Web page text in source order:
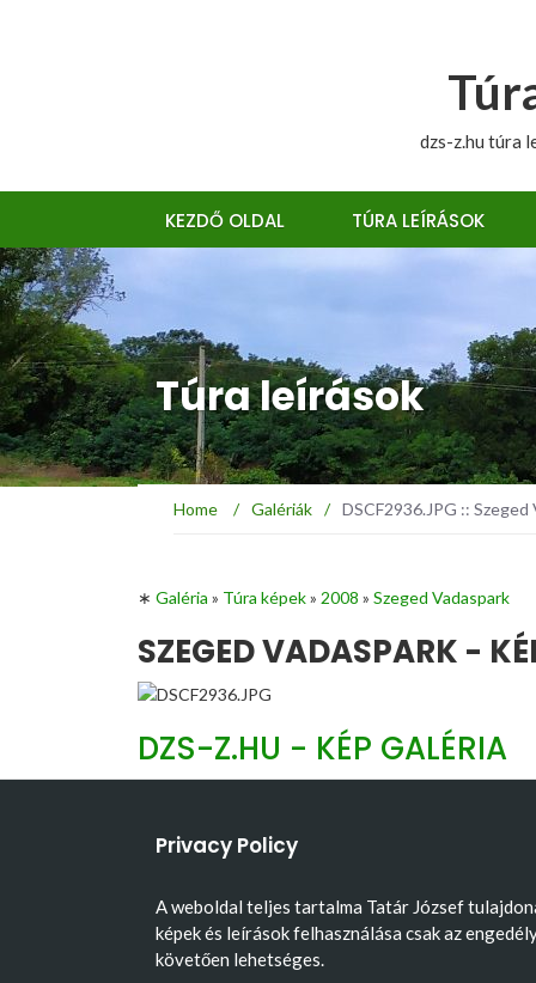
dzs-z.hu túra
KEZDŐ OLDAL TÚRA LEÍRÁSOK
Túra leírások
Home / Galériák / DSCF2936.JPG ::
∗ Galéria » Túra képek» 2008 » Szeged Vadaspark
SZEGED VADASPARK -
DZS-Z.HU - KÉP GALÉRIA
Privacy Policy
A weboldal teljes tartalma Tatár József
képek és leírások felhasználása csak az
követően lehetséges.